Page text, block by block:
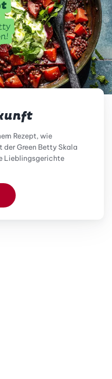
Rezept, wie
Green Betty Skala
Lieblingsgerichte